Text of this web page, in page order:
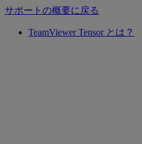
サポートの概要に戻る
TeamViewer Tensor とは？